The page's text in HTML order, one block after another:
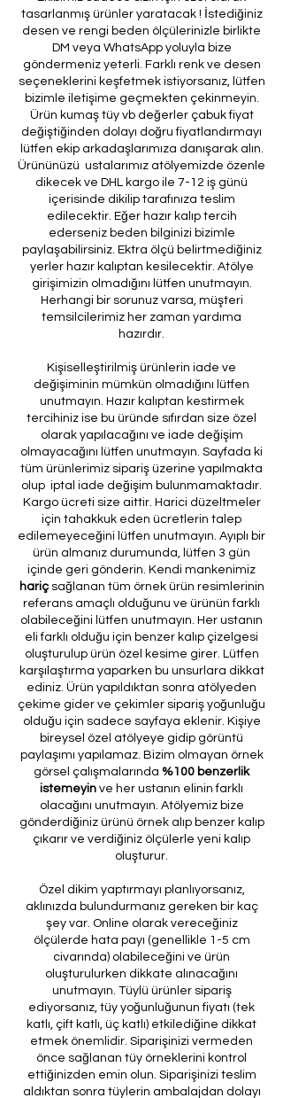
tasarlanmış ürünler yaratacak ! İstediğiniz
desen ve rengi beden ölçülerinizle birlikte
DM veya WhatsApp yoluyla bize
göndermeniz yeterli. Farklı renk ve desen
seçeneklerini keşfetmek istiyorsanız, lütfen
bizimle iletişime geçmekten çekinmeyin.
Ürün kumaş tüy vb değerler çabuk fiyat
değiştiğinden dolayı doğru fiyatlandırmayı
lütfen ekip arkadaşlarımıza danışarak alın.
Ürününüzü ustalarımız atölyemizde özenle
dikecek ve DHL kargo ile 7-12 iş günü
içerisinde dikilip tarafınıza teslim
edilecektir. Eğer hazır kalıp tercih
ederseniz beden bilginizi bizimle
paylaşabilirsiniz. Ektra ölçü belirtmediğiniz
yerler hazır kalıptan kesilecektir. Atölye
girişimizin olmadığını lütfen unutmayın.
Herhangi bir sorunuz varsa, müşteri
temsilcilerimiz her zaman yardıma
hazırdır.
Kişiselleştirilmiş ürünlerin iade ve
değişiminin mümkün olmadığını lütfen
unutmayın. Hazır kalıptan kestirmek
tercihiniz ise bu üründe sıfırdan size özel
olarak yapılacağını ve iade değişim
olmayacağını lütfen unutmayın. Sayfada ki
tüm ürünlerimiz sipariş üzerine yapılmakta
olup iptal iade değişim bulunmamaktadır.
Kargo ücreti size aittir. Harici düzeltmeler
için tahakkuk eden ücretlerin talep
edilemeyeceğini lütfen unutmayın. Ayıplı bir
ürün almanız durumunda, lütfen 3 gün
içinde geri gönderin. Kendi mankenimiz
hariçsağlanan tüm örnek ürün resimlerinin
referans amaçlı olduğunu ve ürünün farklı
olabileceğini lütfen unutmayın. Her ustanın
eli farklı olduğu için benzer kalıp çizelgesi
oluşturulup ürün özel kesime girer. Lütfen
karşılaştırma yaparken bu unsurlara dikkat
ediniz. Ürün yapıldıktan sonra atölyeden
çekime gider ve çekimler sipariş yoğunluğu
olduğu için sadece sayfaya eklenir. Kişiye
bireysel özel atölyeye gidip görüntü
paylaşımı yapılamaz. Bizim olmayan örnek
görsel çalışmalarında %100 benzerlik
istemeyin ve her ustanın elinin farklı
olacağını unutmayın. Atölyemiz bize
gönderdiğiniz ürünü örnek alıp benzer kalıp
çıkarır ve verdiğiniz ölçülerle yeni kalıp
oluşturur.
Özel dikim yaptırmayı planlıyorsanız,
aklınızda bulundurmanız gereken bir kaç
şey var. Online olarak vereceğiniz
ölçülerde hata payı (genellikle 1-5 cm
civarında) olabileceğini ve ürün
oluşturulurken dikkate alınacağını
unutmayın. Tüylü ürünler sipariş
ediyorsanız, tüy yoğunluğunun fiyatı (tek
katlı, çift katlı, üç katlı) etkilediğine dikkat
etmek önemlidir. Siparişinizi vermeden
önce sağlanan tüy örneklerini kontrol
ettiğinizden emin olun. Siparişinizi teslim
aldıktan sonra tüylerin ambalajdan dolayı